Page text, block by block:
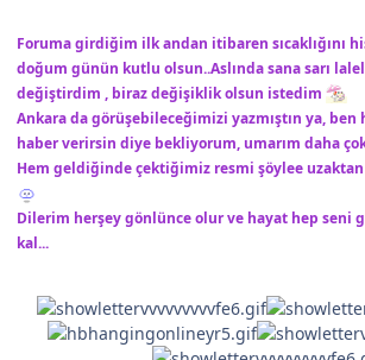
Foruma girdiğim ilk andan itibaren sıcaklığını
doğum günün kutlu olsun..Aslında sana sarı
değiştirdim , biraz değişiklik olsun istedim
Ankara da görüşebileceğimizi yazmıştın ya,
haber verirsin diye bekliyorum, umarım daha
Hem geldiğinde çektiğimiz resmi şöylee
Dilerim herşey gönlünce olur ve hayat hep seni
kal...